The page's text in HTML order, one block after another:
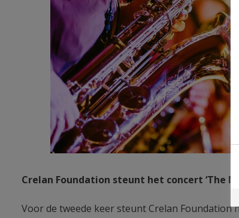
Crelan Foundation steunt het concert ‘The
Voor de tweede keer steunt Crelan Foundation